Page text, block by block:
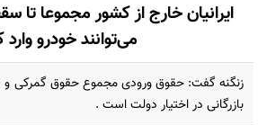
می‌توانند خودرو وارد
زنگنه گفت: حقوق ورودی مجموع حقوق گمرکی و
بازرگانی در اختیار دولت است .